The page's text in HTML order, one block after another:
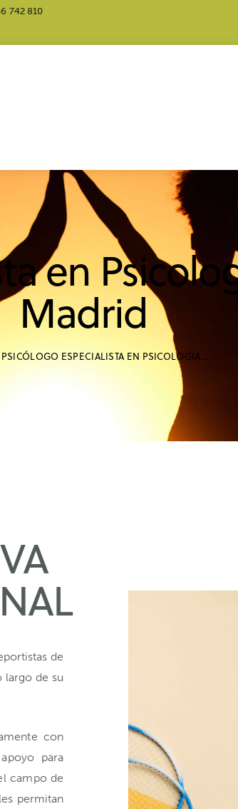
742 810
en
Madrid
PSICÓLOGO ESPECIALISTA EN PSICOLOGÍA...
de
largo de su
con
para
campo de
permitan